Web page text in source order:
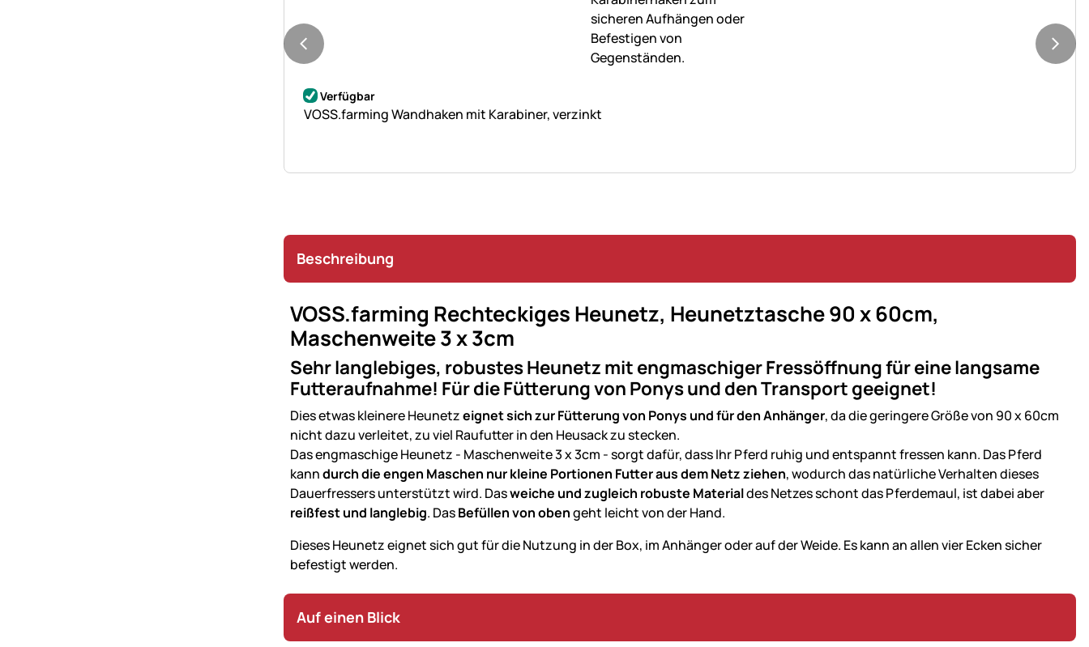
Noch keine Bewertungen abgegeben
Verfügbar
VOSS.farming Wandhaken mit Karabiner, verzinkt
Beschreibung
VOSS.farming Rechteckiges Heunetz, Heunetztasche 90 x 60cm,
Maschenweite 3 x 3cm
Sehr langlebiges, robustes Heunetz mit engmaschiger Fressöffnung für eine langsame
Futteraufnahme! Für die Fütterung von Ponys und den Transport geeignet!
Dies etwas kleinere Heunetzeignet sich zur Fütterung von Ponys und für den Anhänger, da die geringere Größe von 90 x 60cm
nicht dazu verleitet, zu viel Raufutter in den Heusack zu stecken.
Das engmaschige Heunetz - Maschenweite 3 x 3cm - sorgt dafür, dass Ihr Pferd ruhig und entspannt fressen kann. Das Pferd
kanndurch die engen Maschen nur kleine Portionen Futter aus dem Netz ziehen, wodurch das natürliche Verhalten dieses
Dauerfressers unterstützt wird. Dasweiche und zugleich robuste Materialdes Netzes schont das Pferdemaul, ist dabei aber
reißfest und langlebig. DasBefüllen von obengeht leicht von der Hand.
Dieses Heunetz eignet sich gut für die Nutzung in der Box, im Anhänger oder auf der Weide. Es kann an allen vier Ecken sicher
befestigt werden.
Auf einen Blick